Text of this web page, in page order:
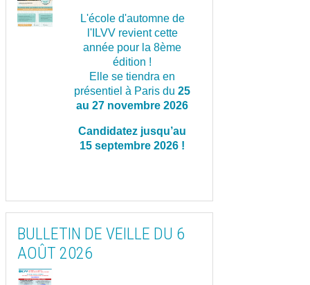
L'école d'automne de
l'ILVV revient cette
année pour la 8ème
édition !
Elle se tiendra en
présentiel à Paris du 25
au 27 novembre 2026
Candidatez jusqu’au
15 septembre 2026 !
BULLETIN DE VEILLE DU 6
AOÛT 2026